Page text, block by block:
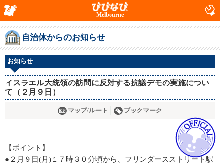
Melbourne
自治体からのお知らせ
お知らせ
イスラエル大統領の訪問に反対する抗議デモの実施につい
て（２月９日）
マップ/ルート ブックマーク
【ポイント】
●２月９日(月)１７時３０分頃から、フリンダースストリート駅